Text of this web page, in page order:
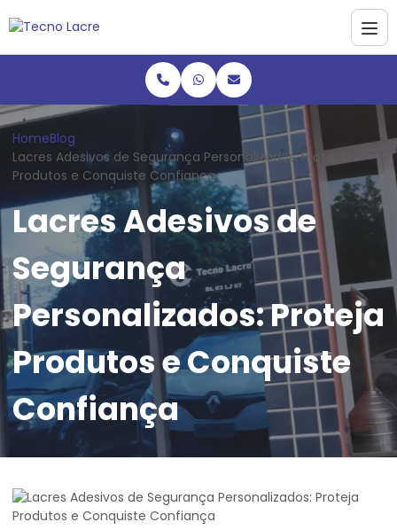
HomeBlog
Lacres Adesivos de Segurança Personalizados: Proteja
Produtos e Conquiste Confiança
Lacres Adesivos de
Segurança
Personalizados: Proteja
Produtos e Conquiste
Confiança